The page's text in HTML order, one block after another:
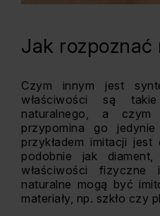
Jak rozpoznać
Czym innym jest
właściwości są
naturalnego, a
przypomina go
przykładem imitacji
podobnie jak
właściwości fizyczne
naturalne mogą być
materiały, np. szkło czy